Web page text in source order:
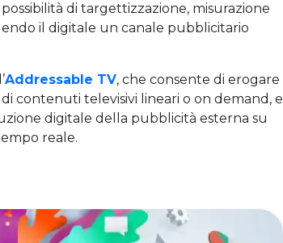
di targettizzazione, misurazione
il digitale un canale pubblicitario
Addressable TV, che consente di erogare
contenuti televisivi lineari o on demand, e
digitale della pubblicità esterna su
reale.